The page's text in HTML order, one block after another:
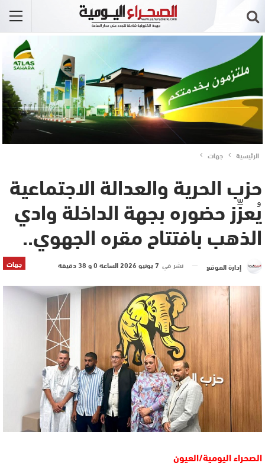
الرئيسية جهات
حزب الحرية والعدالة الاجتماعية
يُعزِّز حضوره بجهة الداخلة وادي
الذهب بافتتاح مقره الجهوي..
جهات إدارة الموقع نشر في 7 يونيو 2026 الساعة 0 و 38 دقيقة
الصحراء اليومية/العيون